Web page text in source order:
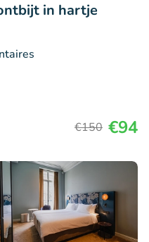
in hartje
€150 €94